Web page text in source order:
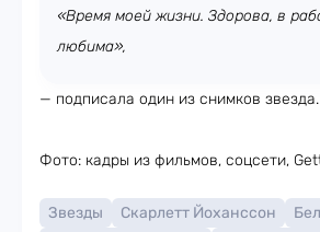
«Время моей жизни. Здорова, в
любима»,
— подписала один из снимков звезда.
Фото: кадры из фильмов, соцсети,
Звезды Скарлетт Йоханссон